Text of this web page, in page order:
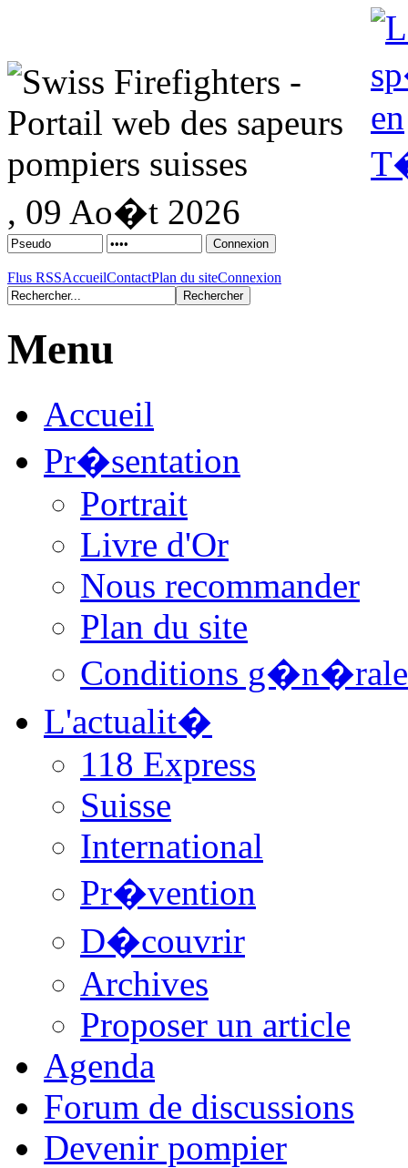
, 09 Ao�t 2026
Flus RSSAccueilContactPlan du siteConnexion
Menu
Accueil
Pr�sentation
Portrait
Livre d'Or
Nous recommander
Plan du site
Conditions
L'actualit�
118 Express
Suisse
International
Pr�vention
D�couvrir
Archives
Proposer un article
Agenda
Forum de discussions
Devenir pompier